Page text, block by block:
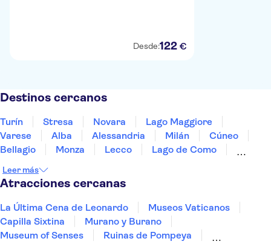
Desde:122 €
Destinos cercanos
Turín Stresa Novara
Lago Maggiore
Varese
Alba Alessandria Milán
Cúneo
Bellagio
Monza Lecco
Lago de Como
Leer más
Atracciones cercanas
La Última Cena de Leonardo
Museos Vaticanos
Capilla Sixtina
Murano y Burano
Museum of Senses
Ruinas de Pompeya